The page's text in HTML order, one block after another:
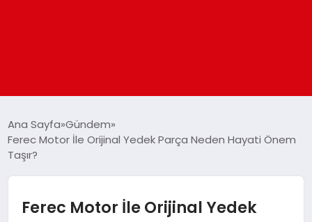
GÜNDEM
DÜNYA
Ana Sayfa Gündem
Ferec Motor İle Orijinal Yedek Parça Neden Hayati Önem
Taşır?
Ferec Motor İle Orijinal Yedek